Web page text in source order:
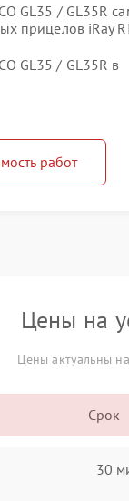
GL35 / GL35R
прицелов iRay
GL35 / GL35R в
работ
Цены на
Цены актуальны
Срок
30